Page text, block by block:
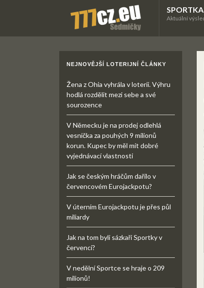
SPORTKA
Aktuální
NEJNOVĚJŠÍ LOTERIJNÍ ČLÁNKY
Žena z Ohia vyhrála v loterii. Výhru
hodlá rozdělit mezi sebe a své
sourozence
V Německu je na prodej odlehlá
vesnička za pouhých 9 milionů
korun. Kupec by měl mít dobré
vyjednávací vlastnosti
Jak se českým hráčům dařilo v
červencovém Eurojackpotu?
V úterním Eurojackpotu je přes půl
miliardy
Jak na tom byli sázkaři Sportky v
červenci?
V nedělní Sportce se hraje o 209
milionů!